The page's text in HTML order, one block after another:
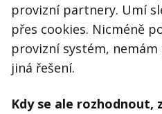
provizní partnery. Umí
přes cookies. Nicméně
provizní systém,
jiná řešení.
Kdy se ale rozhodnout,